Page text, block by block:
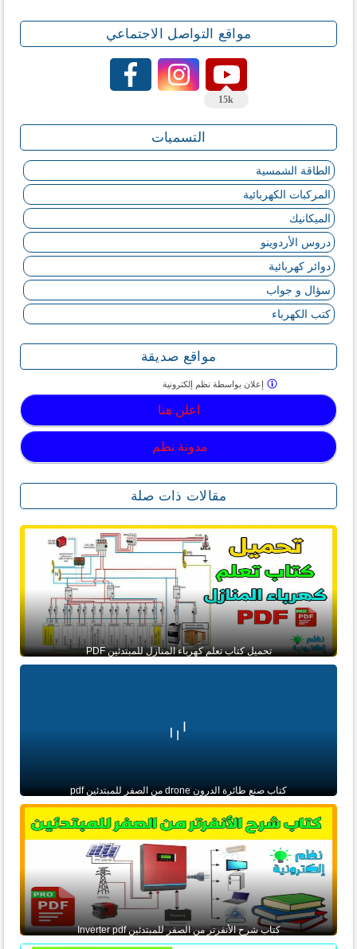
مواقع التواصل الاجتماعي
15k
التسميات
الطاقة الشمسية
المركبات الكهربائية
الميكانيك
دروس الأردوينو
دوائر كهربائية
سؤال و جواب
كتب الكهرباء
مواقع صديقة
اعلن هنا
مدونة نظم
إعلان بواسطة نظم إلكترونية
مقالات ذات صلة
تحميل كتاب تعلم كهرباء المنازل للمبتدئين PDF
كتاب صنع طائرة الدرون drone من الصفر للمبتدئين pdf
كتاب شرح الأنفرتر من الصفر للمبتدئين Inverter pdf